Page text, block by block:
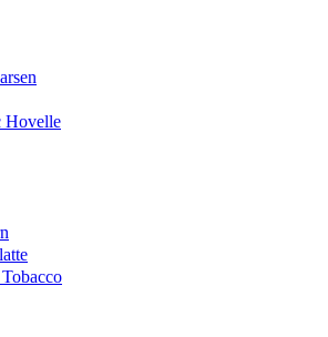
Hovelle